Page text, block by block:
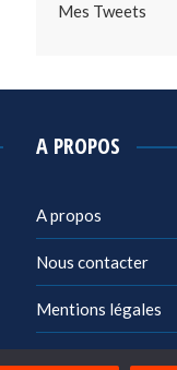
Mes Tweets
A PROPOS
A propos
Nous contacter
Mentions légales
Politique de